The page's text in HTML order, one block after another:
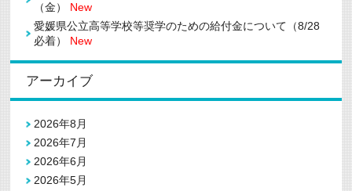
（金） New
愛媛県公立高等学校等奨学のための給付金について（8/28
必着） New
アーカイブ
2026年8月
2026年7月
2026年6月
2026年5月